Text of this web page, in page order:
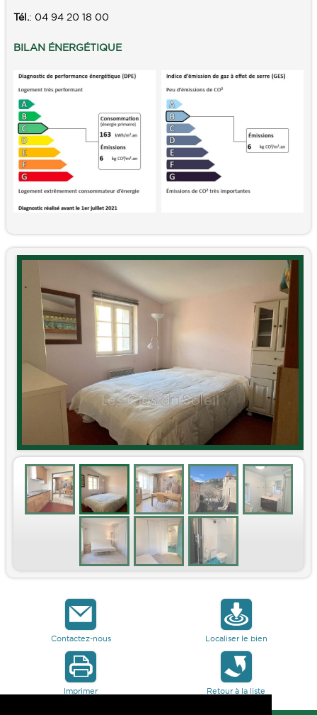
Tél.: 04 94 20 18 00
BILAN ÉNERGÉTIQUE
Contactez-nous Localiser le bien
Imprimer Retour à la liste